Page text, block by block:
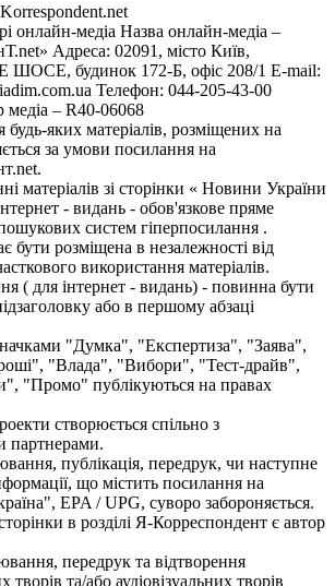
онлайн-медіа Назва онлайн-медіа –
Адреса: 02091, місто Київ,
будинок 172-Б, офіс 208/1 E-mail:
Телефон: 044-205-43-00
медіа – R40-06068
яких матеріалів, розміщених на
за умови посилання на
матеріалів зі сторінки « Новини України
- видань - обов'язкове пряме
систем гіперпосилання .
бути розміщена в незалежності від
використання матеріалів.
( для інтернет - видань) - повинна бути
або в першому абзаці
"Думка", "Експертиза", "Заява",
"Влада", "Вибори", "Тест-драйв",
"Промо" публікуються на правах
створюється спільно з
партнерами.
публікація, передрук, чи наступне
що містить посилання на
EPA / UPG, суворо забороняється.
в розділі Я-Корреспондент є автор
передрук та відтворення
творів та/або аудіовізуальних творів